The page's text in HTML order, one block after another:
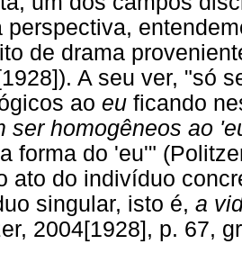
perspectiva,
de drama
A seu ver, "só
ao eu ficando
ser homogêneos ao
forma do 'eu'"
ato do indivíduo
singular, isto é, a
2004[1928], p. 67,